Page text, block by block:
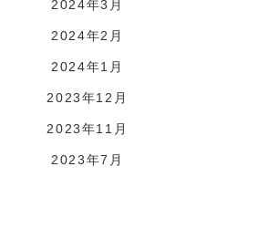
2024年3月
2024年2月
2024年1月
2023年12月
2023年11月
2023年7月